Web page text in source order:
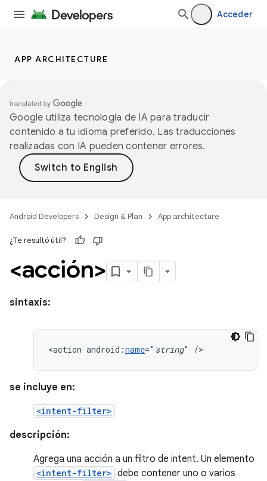
Acceder
APP ARCHITECTURE
Google utiliza tecnología de IA para traducir
contenido a tu idioma preferido. Las traducciones
realizadas con IA pueden contener errores.
Android Developers Design & Plan App architecture
¿Te resultó útil?
<acción>
sintaxis:
<action android:name=" string" />
se incluye en:
<intent-filter>
descripción:
Agrega una acción a un filtro de intent. Un elemento
<intent-filter> debe contener uno o varios